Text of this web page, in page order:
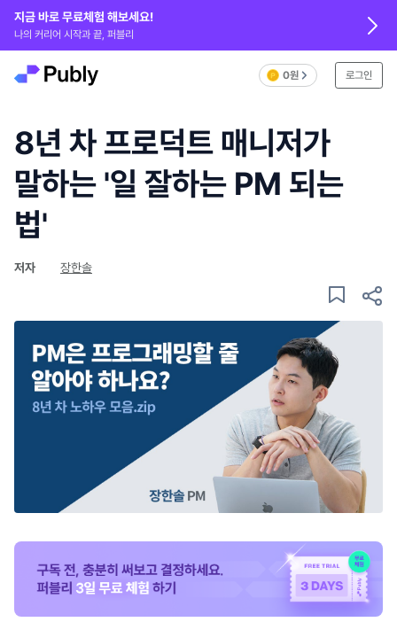
지금 바로 무료체험 해보세요!
나의 커리어 시작과 끝, 퍼블리
0원 로그인
8년 차 프로덕트 매니저가
말하는 '일 잘하는 PM 되는
법'
저자 장한솔